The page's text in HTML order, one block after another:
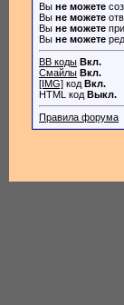
Вы не можете
Вы не можете
Вы не можете
Вы не можете
BB коды Вкл.
Смайлы Вкл.
[IMG] код Вкл.
HTML код Выкл.
Правила форума